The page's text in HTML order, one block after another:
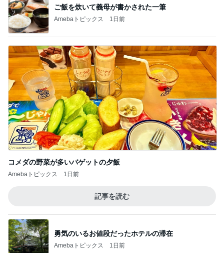
コメダの野菜が多いバゲットの夕飯
Amebaトピックス 1日前
記事を読む
勇気のいるお値段だったホテルの滞在
Amebaトピックス 1日前
Amebaトピックス 1日前
真っ赤な顔で水風呂に入った旦那
Amebaトピックス 1日前